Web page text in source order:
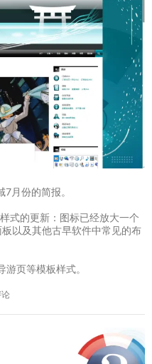
月份的简报。
式的更新：图标已经放大一个
以及其他古早软件中常见的布
页等模板样式。